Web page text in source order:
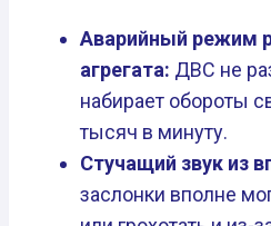
Аварийный режим
агрегата: ДВС не
набирает обороты
тысяч в минуту.
Стучащий звук из
заслонки вполне